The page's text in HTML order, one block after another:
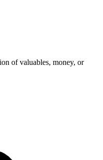
of valuables, money, or